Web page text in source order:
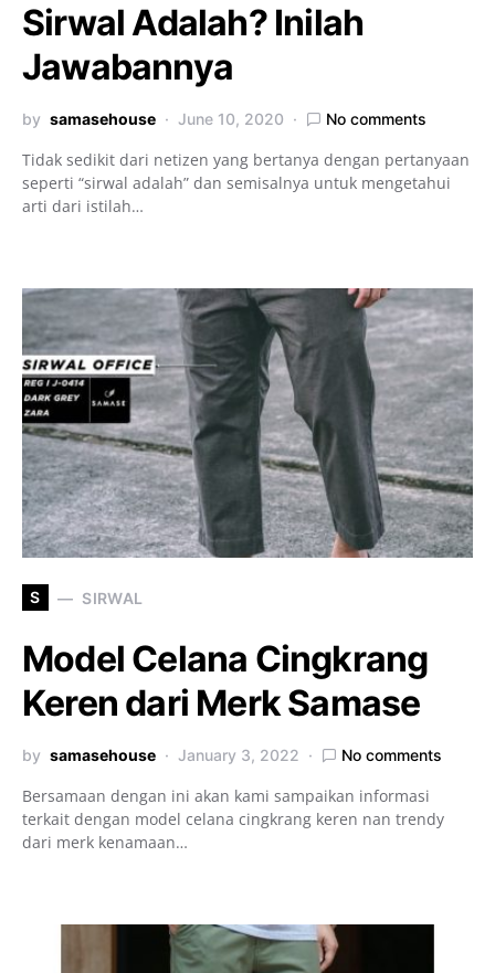
Sirwal Adalah? Inilah
Jawabannya
by samasehouse June 10, 2020 No comments
Tidak sedikit dari netizen yang bertanya dengan pertanyaan
seperti “sirwal adalah” dan semisalnya untuk mengetahui
arti dari istilah…
S SIRWAL
Model Celana Cingkrang
Keren dari Merk Samase
by samasehouse January 3, 2022 No comments
Bersamaan dengan ini akan kami sampaikan informasi
terkait dengan model celana cingkrang keren nan trendy
dari merk kenamaan…